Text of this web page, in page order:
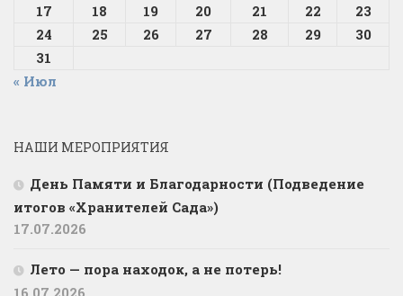
17
18 19 20 21 22
23
24
25 26 27 28 29
30
31
« Июл
НАШИ МЕРОПРИЯТИЯ
День Памяти и Благодарности (Подведение
итогов «Хранителей Сада»)
17.07.2026
Лето — пора находок, а не потерь!
16.07.2026